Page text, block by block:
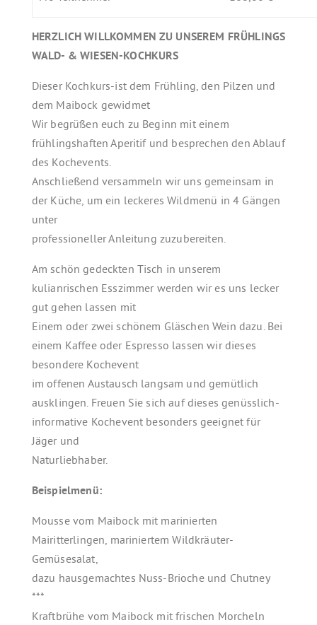
HERZLICH WILLKOMMEN ZU UNSEREM FRÜHLINGS
WALD- & WIESEN-KOCHKURS
Dieser Kochkurs-ist dem Frühling, den Pilzen und
dem Maibock gewidmet
Wir begrüßen euch zu Beginn mit einem
frühlingshaften Aperitif und besprechen den Ablauf
des Kochevents.
Anschließend versammeln wir uns gemeinsam in
der Küche, um ein leckeres Wildmenü in 4 Gängen
unter
professioneller Anleitung zuzubereiten.
Am schön gedeckten Tisch in unserem
kulianrischen Esszimmer werden wir es uns lecker
gut gehen lassen mit
Einem oder zwei schönem Gläschen Wein dazu. Bei
einem Kaffee oder Espresso lassen wir dieses
besondere Kochevent
im offenen Austausch langsam und gemütlich
ausklingen. Freuen Sie sich auf dieses genüsslich-
informative Kochevent besonders geeignet für
Jäger und
Naturliebhaber.
Beispielmenü:
Mousse vom Maibock mit marinierten
Mairitterlingen, mariniertem Wildkräuter-
Gemüsesalat,
dazu hausgemachtes Nuss-Brioche und Chutney
***
Kraftbrühe vom Maibock mit frischen Morcheln